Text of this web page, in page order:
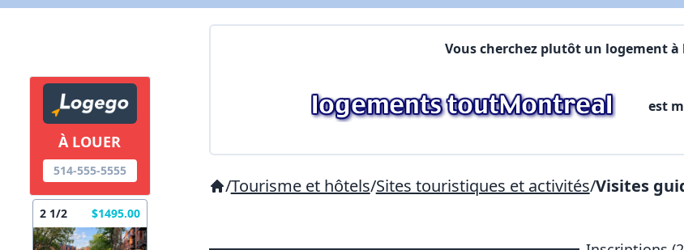
À LOUER
514-555-5555
2 1/2 $1495.00
Vous cherchez plutôt un logement à
est
/Tourisme et hôtels/Sites touristiques et activités/Visites
X Fermer
Commentaires: